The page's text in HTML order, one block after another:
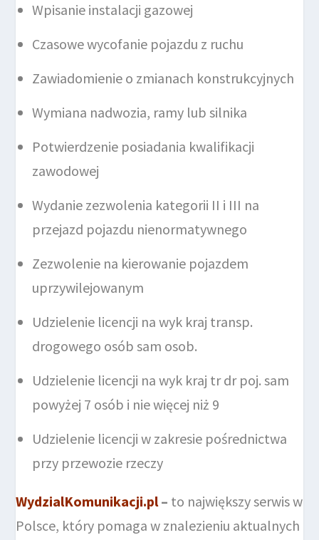
Wpisanie instalacji gazowej
Czasowe wycofanie pojazdu z ruchu
Zawiadomienie o zmianach konstrukcyjnych
Wymiana nadwozia, ramy lub silnika
Potwierdzenie posiadania kwalifikacji
zawodowej
Wydanie zezwolenia kategorii II i III na
przejazd pojazdu nienormatywnego
Zezwolenie na kierowanie pojazdem
uprzywilejowanym
Udzielenie licencji na wyk kraj transp.
drogowego osób sam osob.
Udzielenie licencji na wyk kraj tr dr poj. sam
powyżej 7 osób i nie więcej niż 9
Udzielenie licencji w zakresie pośrednictwa
przy przewozie rzeczy
WydzialKomunikacji.pl– to największy serwis w
Polsce, który pomaga w znalezieniu aktualnych